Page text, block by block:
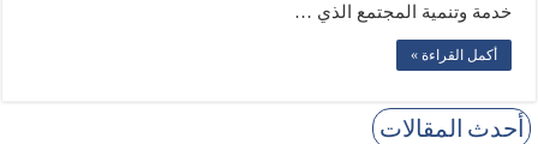
خدمة وتنمية المجتمع الذي …
أكمل القراءة »
أحدث المقالات